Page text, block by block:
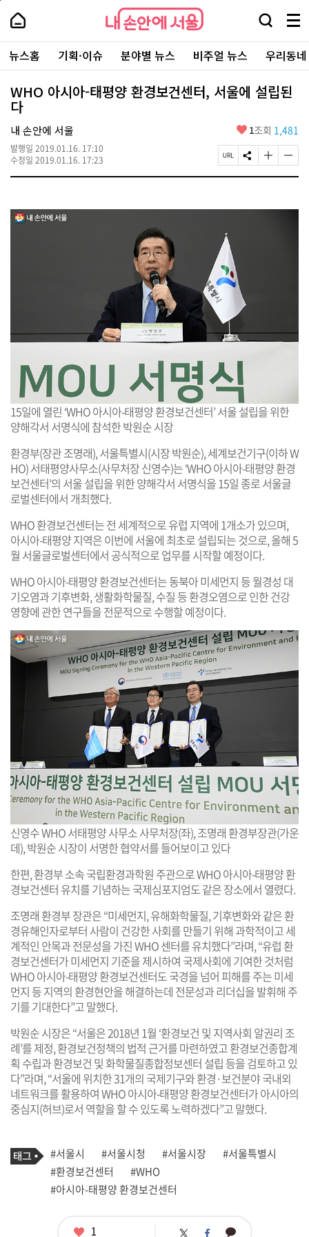
본
로
가
내
손
안
에
서
울
-
서
울
시
대
표
소
통
포
내
손
에
울
검
창
열
기
메
뉴
전
체
보
주
요
서
뉴스홈 기획·이슈 분야별 뉴스 비주얼 뉴스 우리동
WHO 아시아-태평양 환경보건센터, 서울에 설립된
다
내 손안에 서울
발행일 2019.01.16. 17:10
수정일 2019.01.16. 17:23
좋
요
1조회 1,481
페
이
R
복
사
S
N
유
글
자
크
글
자
작
15일에 열린 ‘WHO 아시아-태평양 환경보건센터’ 서울 설립을 위한
양해각서 서명식에 참석한 박원순 시장
환경부(장관 조명래), 서울특별시(시장 박원순), 세계보건기구(이하 W
HO) 서태평양사무소(사무처장 신영수)는 ‘WHO 아시아-태평양 환경
보건센터’의 서울 설립을 위한 양해각서 서명식을 15일 종로 서울글
로벌센터에서 개최했다.
WHO 환경보건센터는 전 세계적으로 유럽 지역에 1개소가 있으며,
아시아-태평양 지역은 이번에 서울에 최초로 설립되는 것으로, 올해 5
월 서울글로벌센터에서 공식적으로 업무를 시작할 예정이다.
WHO 아시아-태평양 환경보건센터는 동북아 미세먼지 등 월경성 대
기오염과 기후변화, 생활화학물질, 수질 등 환경오염으로 인한 건강
영향에 관한 연구들을 전문적으로 수행할 예정이다.
신영수 WHO 서태평양 사무소 사무처장(좌), 조명래 환경부장관(가운
데), 박원순 시장이 서명한 협약서를 들어보이고 있다
한편, 환경부 소속 국립환경과학원 주관으로 WHO 아시아-태평양 환
경보건센터 유치를 기념하는 국제심포지엄도 같은 장소에서 열렸다.
조명래 환경부 장관은 “미세먼지, 유해화학물질, 기후변화와 같은 환
경유해인자로부터 사람이 건강한 사회를 만들기 위해 과학적이고 세
계적인 안목과 전문성을 가진 WHO 센터를 유치했다”라며, “유럽 환
경보건센터가 미세먼지 기준을 제시하여 국제사회에 기여한 것처럼
WHO 아시아-태평양 환경보건센터도 국경을 넘어 피해를 주는 미세
먼지 등 지역의 환경현안을 해결하는데 전문성과 리더십을 발휘해 주
기를 기대한다”고 말했다.
박원순 시장은 “서울은 2018년 1월 ‘환경보건 및 지역사회 알권리 조
례’를 제정, 환경보건정책의 법적 근거를 마련하였고 환경보건종합계
획 수립과 환경보건 및 화학물질종합정보센터 설립 등을 검토하고 있
다”라며, “서울에 위치한 31개의 국제기구와 환경·보건분야 국내외
네트워크를 활용하여 WHO 아시아-태평양 환경보건센터가 아시아의
중심지(허브)로서 역할을 할 수 있도록 노력하겠다”고 말했다.
기
사
관
련
태
태
그
#서울시 #서울시청 #서울시장
#서울특별시
#환경보건센터
#WHO
#아시아-태평양 환경보건센터
좋1 트 페 카
페
상
단
로